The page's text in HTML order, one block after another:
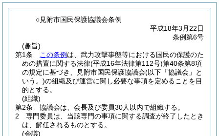
○見附市国民保護協議会条例
平成18年3月22日
条例第6号
(趣旨)
第1条
この条例 は、武力攻撃事態等における国民の保護のた
めの措置に関する法律(平成16年法律第112号)第40条第8項
の規定に基づき、見附市国民保護協議会(以下「協議会」と
いう。)の組織及び運営に関し必要な事項を定めることを目
的とする。
(組織)
第2条
協議会は、会長及び委員30人以内で組織する。
2
専門委員は、当該専門の事項に関する調査が終了したとき
は、解任されるものとする。
(会議)